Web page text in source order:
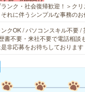
ランク・社会復帰歓迎！＞ク
れに伴うシンプルな事務の
クOK / パソコンスキル不要 /
書不要・来社不要で電話相談
非応募をお待ちしておりま